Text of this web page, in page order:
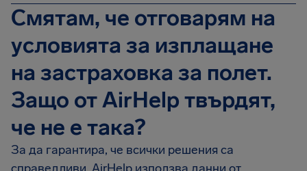
Смятам, че отговарям на
условията за изплащане
на застраховка за полет.
Защо от AirHelp твърдят,
че не е така?
За да гарантира, че всички решения са